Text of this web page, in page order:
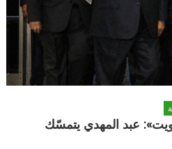
عبد المهدي يتمسّك